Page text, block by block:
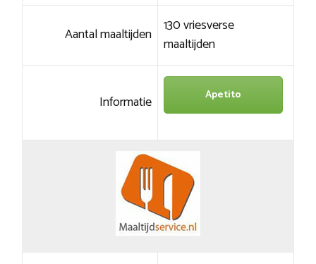
Aantal maaltijden 130 vriesverse
maaltijden
Informatie Apetito